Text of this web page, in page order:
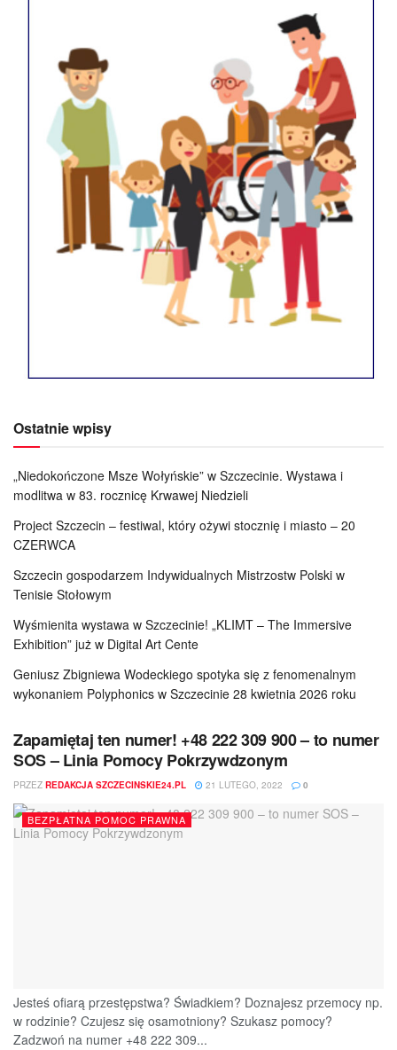
Ostatnie wpisy
„Niedokończone Msze Wołyńskie” w Szczecinie. Wystawa i
modlitwa w 83. rocznicę Krwawej Niedzieli
Project Szczecin – festiwal, który ożywi stocznię i miasto – 20
CZERWCA
Szczecin gospodarzem Indywidualnych Mistrzostw Polski w
Tenisie Stołowym
Wyśmienita wystawa w Szczecinie! „KLIMT – The Immersive
Exhibition” już w Digital Art Cente
Geniusz Zbigniewa Wodeckiego spotyka się z fenomenalnym
wykonaniem Polyphonics w Szczecinie 28 kwietnia 2026 roku
Zapamiętaj ten numer! +48 222 309 900 – to numer
SOS – Linia Pomocy Pokrzywdzonym
PRZEZ REDAKCJA SZCZECINSKIE24.PL 21 LUTEGO, 2022 0
BEZPŁATNA POMOC PRAWNA
Jesteś ofiarą przestępstwa? Świadkiem? Doznajesz przemocy np.
w rodzinie? Czujesz się osamotniony? Szukasz pomocy?
Zadzwoń na numer +48 222 309...